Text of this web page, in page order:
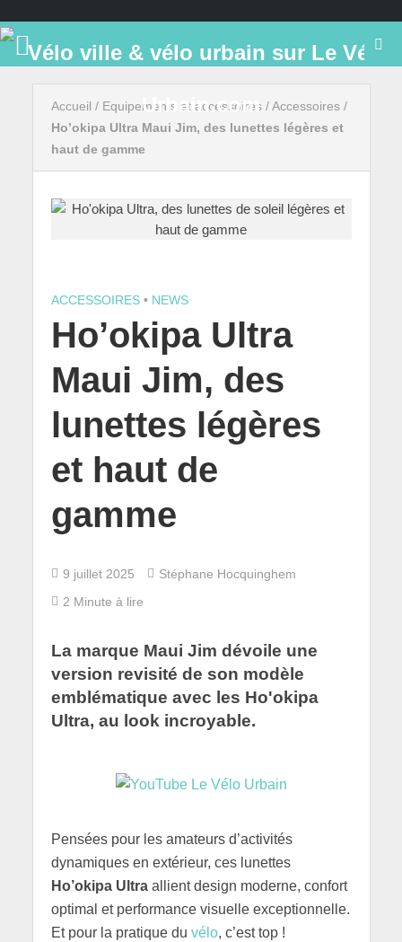
Accueil / Equipements et accessoires/Accessoires/
Ho’okipa Ultra Maui Jim, des lunettes légères et
haut de gamme
ACCESSOIRES • NEWS
Ho’okipa Ultra
Maui Jim, des
lunettes légères
et haut de
gamme
9 juillet 2025
Stéphane Hocquinghem
2 Minute à lire
La marque Maui Jim dévoile une
version revisité de son modèle
emblématique avec les Ho'okipa
Ultra, au look incroyable.
Pensées pour les amateurs d’activités
dynamiques en extérieur, ces lunettes
Ho’okipa Ultraallient design moderne, confort
optimal et performance visuelle exceptionnelle.
Et pour la pratique du vélo, c’est top !